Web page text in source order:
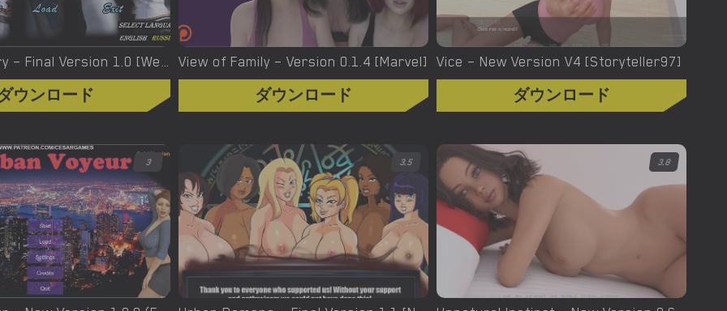
ウンロード
View of Family – Version 0.1.4 [Marvel]
ダウンロード
Vice – New Version V4 [Storyteller97]
ダウンロード
3 3.5 3.8